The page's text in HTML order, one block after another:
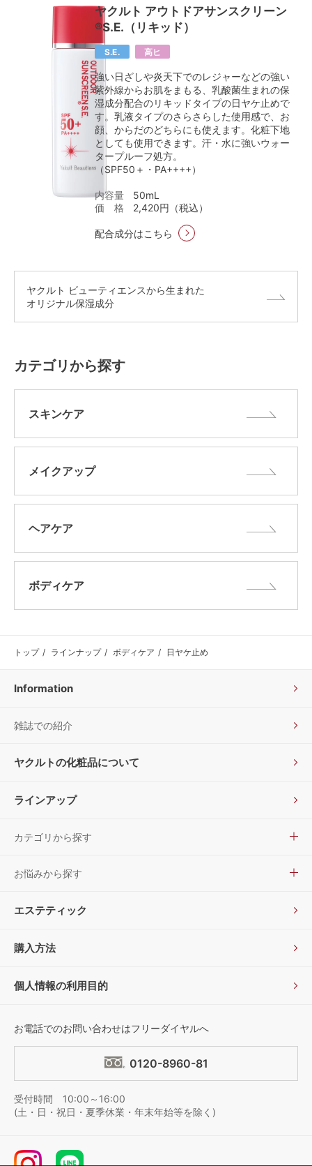
ヤクルト アウトドアサンスクリーン
®S.E.（リキッド）
S.E. 高ヒ
強い日ざしや炎天下でのレジャーなどの強い
紫外線からお肌をまもる、乳酸菌生まれの保
湿成分配合のリキッドタイプの日ヤケ止めで
す。乳液タイプのさらさらした使用感で、お
顔、からだのどちらにも使えます。化粧下地
としても使用できます。汗・水に強いウォー
タープルーフ処方。
（SPF50＋・PA++++）
内容量
50mL
価 格
2,420円（税込）
配合成分はこちら
ヤクルト ビューティエンスから生まれた
オリジナル保湿成分
カテゴリから探す
スキンケア
メイクアップ
ヘアケア
ボディケア
トップ ラインナップ ボディケア 日ヤケ止め
Information
雑誌での紹介
ヤクルトの化粧品について
ラインアップ
カテゴリから探す
お悩みから探す
エステティック
購入方法
個人情報の利用目的
お電話でのお問い合わせはフリーダイヤルへ
0120-8960-81
受付時間 10:00～16:00
(土・日・祝日・夏季休業・年末年始等を除く)